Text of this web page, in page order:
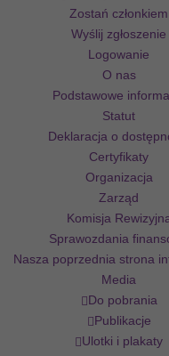
Zostań członkiem
Wyślij zgłoszenie
Logowanie
O nas
Podstawowe
Statut
Deklaracja o
Certyfikaty
Organizacja
Zarząd
Komisja
Sprawozdania
Nasza poprzednia strona
Media
Do pobrania
Publikacje
Ulotki i plakaty